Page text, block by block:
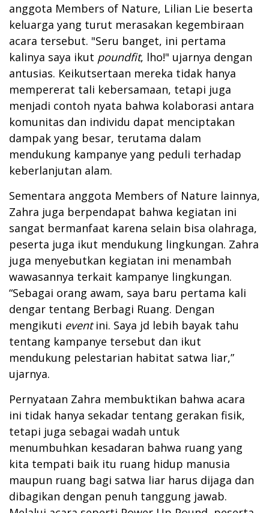
anggota Members of Nature, Lilian Lie beserta
keluarga yang turut merasakan kegembiraan
acara tersebut. "Seru banget, ini pertama
kalinya saya ikut poundfit, lho!" ujarnya dengan
antusias. Keikutsertaan mereka tidak hanya
mempererat tali kebersamaan, tetapi juga
menjadi contoh nyata bahwa kolaborasi antara
komunitas dan individu dapat menciptakan
dampak yang besar, terutama dalam
mendukung kampanye yang peduli terhadap
keberlanjutan alam.
Sementara anggota Members of Nature lainnya,
Zahra juga berpendapat bahwa kegiatan ini
sangat bermanfaat karena selain bisa olahraga,
peserta juga ikut mendukung lingkungan. Zahra
juga menyebutkan kegiatan ini menambah
wawasannya terkait kampanye lingkungan.
“Sebagai orang awam, saya baru pertama kali
dengar tentang Berbagi Ruang. Dengan
mengikuti eventini. Saya jd lebih bayak tahu
tentang kampanye tersebut dan ikut
mendukung pelestarian habitat satwa liar,”
ujarnya.
Pernyataan Zahra membuktikan bahwa acara
ini tidak hanya sekadar tentang gerakan fisik,
tetapi juga sebagai wadah untuk
menumbuhkan kesadaran bahwa ruang yang
kita tempati baik itu ruang hidup manusia
maupun ruang bagi satwa liar harus dijaga dan
dibagikan dengan penuh tanggung jawab.